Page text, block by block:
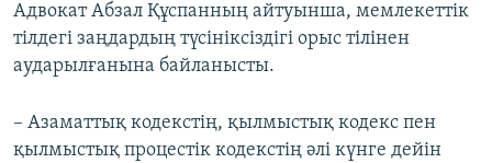
Адвокат Абзал Құспанның айтуынша, мемлекеттік
тілдегі заңдардың түсініксіздігі орыс тілінен
аударылғанына байланысты.
– Азаматтық кодекстің, қылмыстық кодекс пен
қылмыстық процестік кодекстің әлі күнге дейін